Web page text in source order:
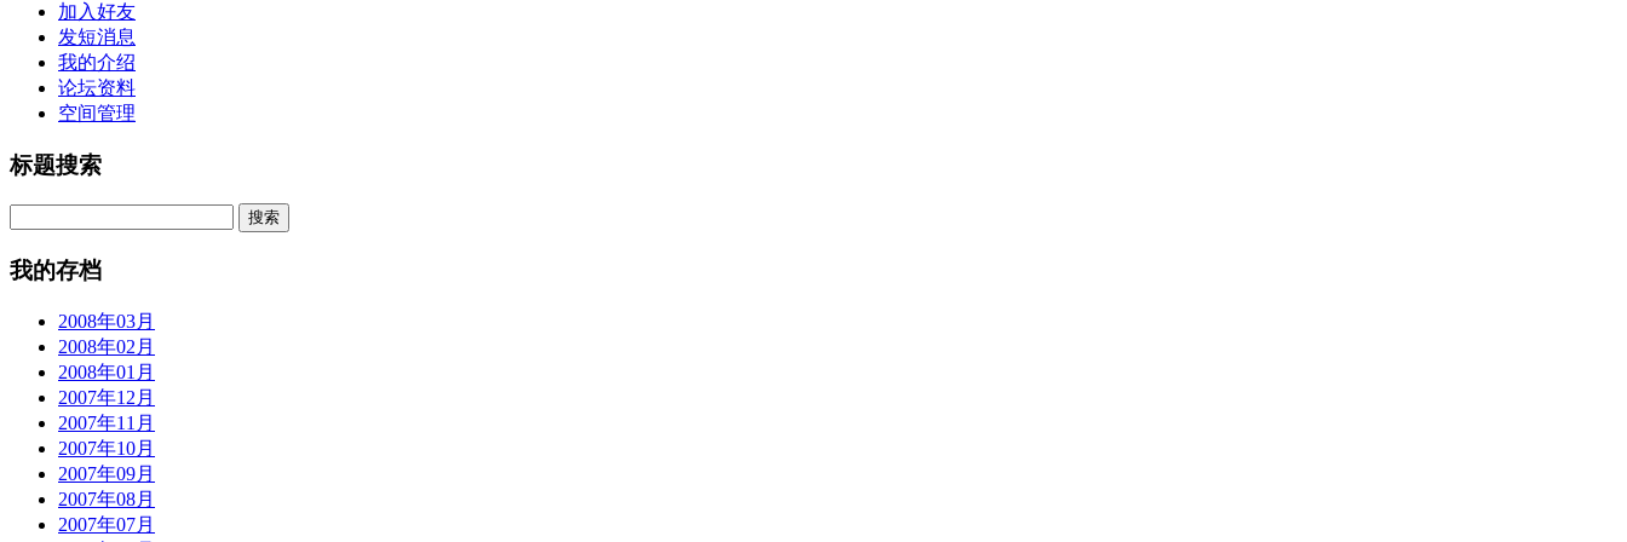
加入好友
发短消息
我的介绍
论坛资料
空间管理
标题搜索
我的存档
2008年03月
2008年02月
2008年01月
2007年12月
2007年11月
2007年10月
2007年09月
2007年08月
2007年07月